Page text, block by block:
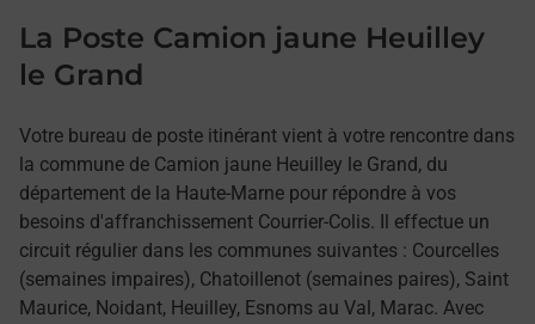
La Poste Camion jaune Heuilley
le Grand
Votre bureau de poste itinérant vient à votre rencontre dans
la commune de Camion jaune Heuilley le Grand, du
département de la Haute-Marne pour répondre à vos
besoins d'affranchissement Courrier-Colis. Il effectue un
circuit régulier dans les communes suivantes : Courcelles
(semaines impaires), Chatoillenot (semaines paires), Saint
Maurice, Noidant, Heuilley, Esnoms au Val, Marac. Avec